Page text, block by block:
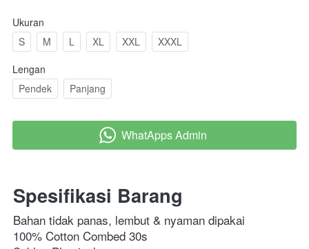
Ukuran
S
M L XL XXL
XXXL
Lengan
Pendek
Panjang
` WhatApps Admin
Spesifikasi Barang
Bahan tidak panas, lembut & nyaman dipakai
100% Cotton Combed 30s